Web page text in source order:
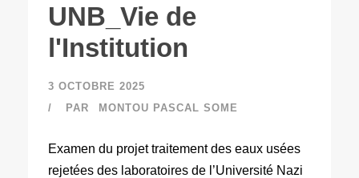
UNB_Vie de
l'Institution
3 OCTOBRE 2025
PAR
MONTOU PASCAL SOME
Examen du projet traitement des eaux usées
rejetées des laboratoires de l’Université Nazi